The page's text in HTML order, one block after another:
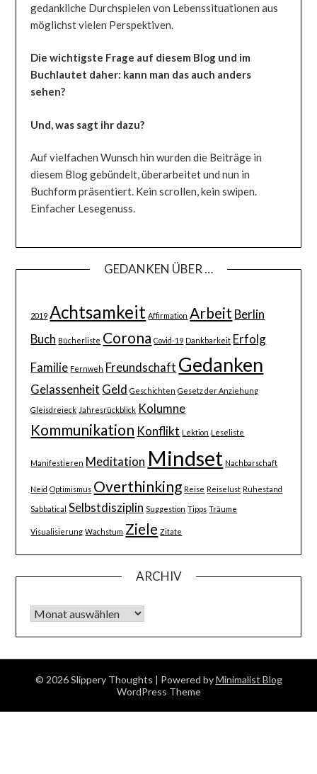
gedankliche Durchspielen von Lebenssituationen aus
möglichst vielen Perspektiven.
Die wichtigste Frage auf diesem Blog und im
Buchlautet daher: kann man das auch anders
sehen?
Und, was sagt ihr dazu?
Auf vielfachen Wunsch hin wurden die Beiträge in
diesem Blog gebündelt, überarbeitet und nun in
Buchform präsentiert. Kein scrollen, kein swipen.
Einfacher Lesegenuss.
GEDANKEN ÜBER …
2019 Achtsamkeit Affirmation Arbeit Berlin
Buch Bücherliste Corona Covid-19 Dankbarkeit Erfolg
Familie Fernweh Freundschaft Gedanken
Gelassenheit Geld Geschichten Gesetz der Anziehung
Gleisdreieck Jahresrückblick Kolumne
Kommunikation Konflikt Lektion Leseliste
Manifestieren Meditation Mindset Nachbarschaft
Neid Optimismus Overthinking Reise Reiselust Ruhestand
Sabbatical Selbstdisziplin Suggestion Tipps Träume
Visualisierung Wachstum Ziele Zitate
ARCHIV
Archiv
© 2026 Slippery Thoughts | Powered byMinimalist Blog
WordPress Theme